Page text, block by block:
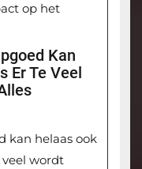
op het
Kan
Er Te Veel
kan helaas ook
wordt